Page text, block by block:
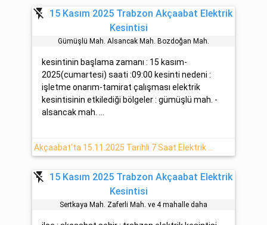
flash_off
15 Kasım 2025 Trabzon Akçaabat Elektrik
Kesintisi
Gümüşlü Mah. Alsancak Mah. Bozdoğan Mah.
kesintinin başlama zamanı : 15 kasım-
2025(cumartesi) saati :09:00 kesinti nedeni :
işletme onarım-tamirat çalışması elektrik
kesintisinin etkilediği bölgeler : gümüşlü mah. -
alsancak mah. ...
flash_off
15 Kasım 2025 Trabzon Akçaabat Elektrik
Kesintisi
Sertkaya Mah. Zaferli̇ Mah. ve 4 mahalle daha